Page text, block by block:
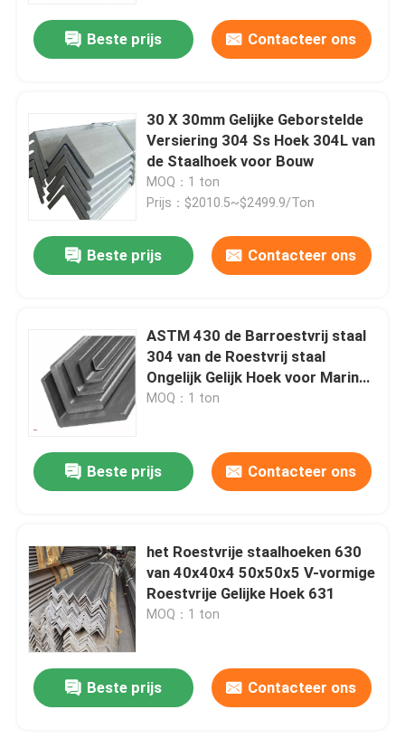
Producten
Over ons
Fabriekstocht
Neem contact met ons op
Nieuws
Gevallen
Beste prijs Contacteer ons
30 X 30mm Gelijke Geborstelde
Versiering 304 Ss Hoek 304L van
de Staalhoek voor Bouw
MOQ：1 ton
Prijs：$2010.5~$2499.9/Ton
Beste prijs Contacteer ons
ASTM 430 de Barroestvrij staal
304 van de Roestvrij staal
Ongelijk Gelijk Hoek voor Marine
Construction
MOQ：1 ton
Beste prijs Contacteer ons
het Roestvrije staalhoeken 630
van 40x40x4 50x50x5 V-vormige
Roestvrije Gelijke Hoek 631
MOQ：1 ton
Beste prijs Contacteer ons